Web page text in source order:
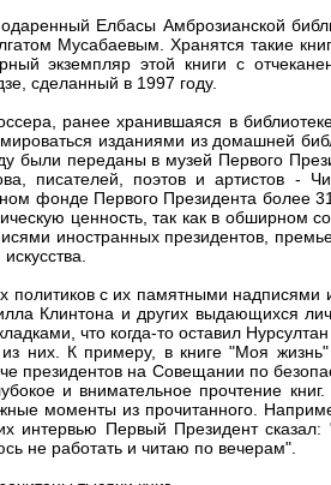
Елбасы Амброзианской
Мусабаевым. Хранятся такие
экземпляр этой книги с
сделанный в 1997 году.
ранее хранившаяся в
изданиями из домашней
были переданы в музей Первого
писателей, поэтов и артистов -
фонде Первого Президента более
ценность, так как в обширном
иностранных президентов,
с их памятными надписями
Клинтона и других выдающихся
что когда-то оставил
из них. К примеру, в книге "Моя
президентов на Совещании по
и внимательное прочтение книг.
моменты из прочитанного.
интервью Первый Президент
не работать и читаю по вечерам".